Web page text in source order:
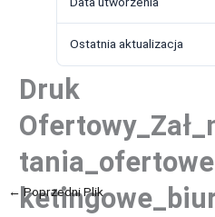
Ostatnia aktualizacja
Druk
← Poprzedni Plik